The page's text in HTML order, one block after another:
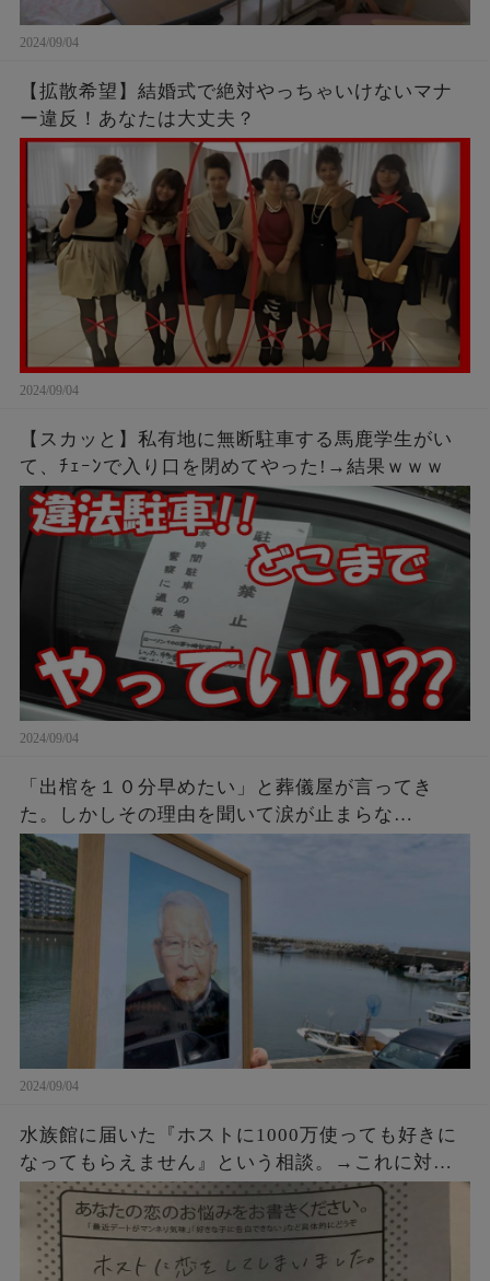
2024/09/04
【拡散希望】結婚式で絶対やっちゃいけないマナ
ー違反！あなたは大丈夫？
2024/09/04
【スカッと】私有地に無断駐車する馬鹿学生がい
て、ﾁｪｰﾝで入り口を閉めてやった!→結果ｗｗｗ
2024/09/04
「出棺を１０分早めたい」と葬儀屋が言ってき
た。しかしその理由を聞いて涙が止まらな
い・・・
2024/09/04
水族館に届いた『ホストに1000万使っても好きに
なってもらえません』という相談。→これに対す
るクラゲ担当の飼育員からの回答が素晴らしすぎ
た・・・